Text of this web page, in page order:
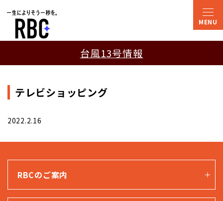
台風13号情報
テレビショッピング
2022.2.16
RBCのご案内